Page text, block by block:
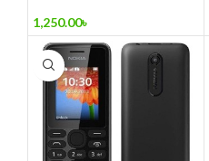
1,250.00৳